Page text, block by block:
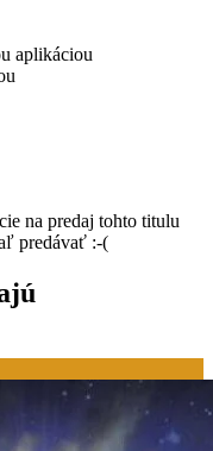
aplikáciou
na predaj tohto titulu
predávať :-(